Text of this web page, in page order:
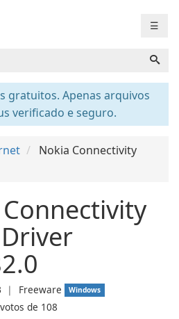
☰
gratuitos. Apenas arquivos
verificado e seguro.
Nokia Connectivity
❘ Freeware Windows
de 108